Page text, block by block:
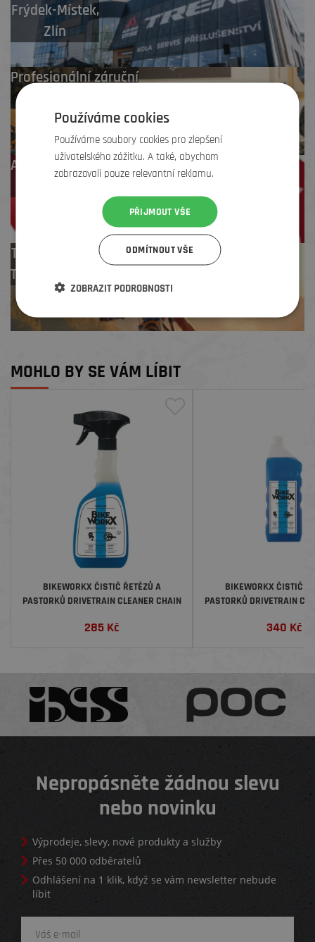
Frýdek-Místek,
Zlín
Profesionální záruční
Až 4 % cashback
Test centrum
TREK zdarma
MOHLO BY SE VÁM LÍBIT
BIKEWORKX ČISTIČ ŘETĚZŮ A
PASTORKŮ DRIVETRAIN CLEANER CHAIN
285 Kč
BIKEWORKX ČISTIČ
PASTORKŮ DRIVETRAIN
340 Kč
Nepropásněte žádnou slevu
nebo novinku
Výprodeje, slevy, nové produkty a služby
Přes 50 000 odběratelů
Odhlášení na 1 klik, když se vám newsletter nebude
líbit
Používáme cookies
Používáme soubory cookies pro zlepšení
uživatelského zážitku. A také, abychom
zobrazovali pouze relevantní reklamu.
PŘIJMOUT VŠE
ODMÍTNOUT VŠE
ZOBRAZIT PODROBNOSTI